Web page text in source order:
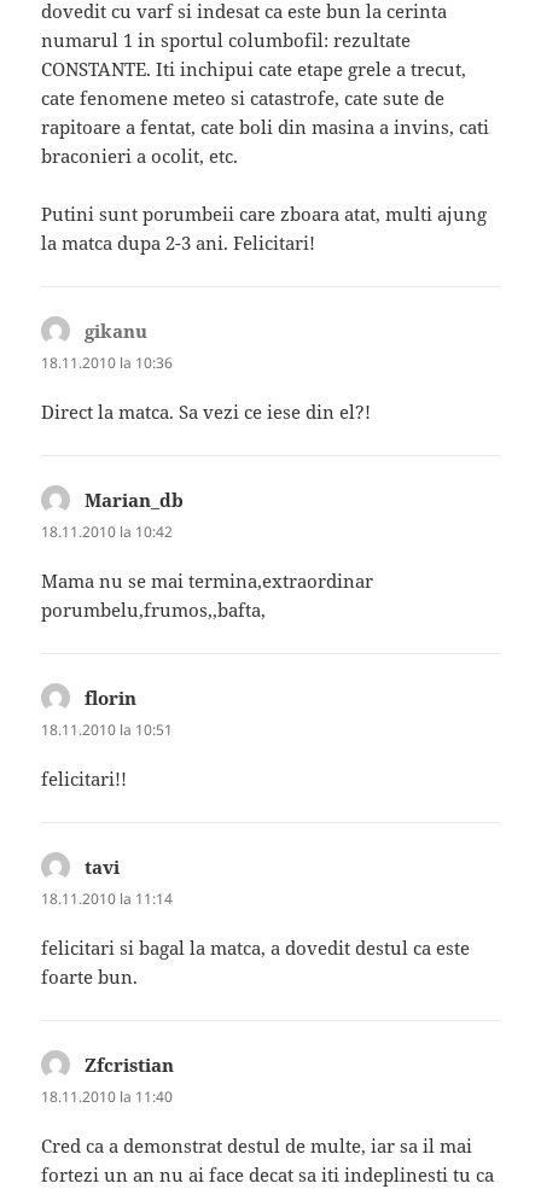
dovedit cu varf si indesat ca este bun la cerinta
numarul 1 in sportul columbofil: rezultate
CONSTANTE. Iti inchipui cate etape grele a trecut,
cate fenomene meteo si catastrofe, cate sute de
rapitoare a fentat, cate boli din masina a invins, cati
braconieri a ocolit, etc.
Putini sunt porumbeii care zboara atat, multi ajung
la matca dupa 2-3 ani. Felicitari!
gikanu
18.11.2010 la 10:36
Direct la matca. Sa vezi ce iese din el?!
Marian_db
18.11.2010 la 10:42
Mama nu se mai termina,extraordinar
porumbelu,frumos,,bafta,
florin
18.11.2010 la 10:51
felicitari!!
tavi
18.11.2010 la 11:14
felicitari si bagal la matca, a dovedit destul ca este
foarte bun.
Zfcristian
18.11.2010 la 11:40
Cred ca a demonstrat destul de multe, iar sa il mai
fortezi un an nu ai face decat sa iti indeplinesti tu ca